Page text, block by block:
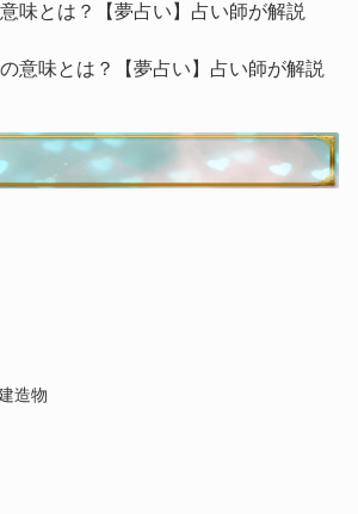
味とは？【夢占い】占い師が解説
意味とは？【夢占い】占い師が解説
造物